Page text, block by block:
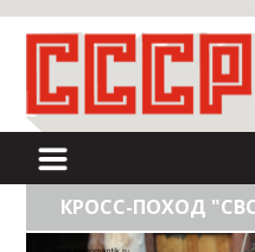
КРОСС-ПОХОД